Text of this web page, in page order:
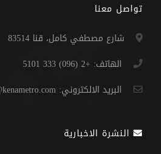
تواصل معنا
شارع مصطفي كامل، قنا 83514
الهاتف: +2 (096) 333 5101
البريد الالكتروني: admin@kenametro.com
النشرة الاخبارية